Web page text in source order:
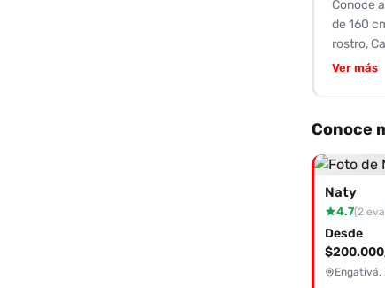
Conoce
de 160
rostro,
besitos,
buscan
su
ganas,
Ver más
Conoce
Naty
4.7(2
Desde
Engativá,